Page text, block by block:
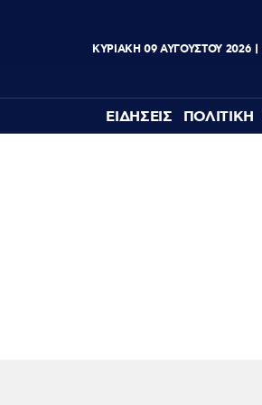
ΚΥΡΙΑΚΗ 09 ΑΥΓΟΥΣΤΟΥ 2026
ΕΙΔΗΣΕΙΣ ΠΟΛΙΤΙΚΗ